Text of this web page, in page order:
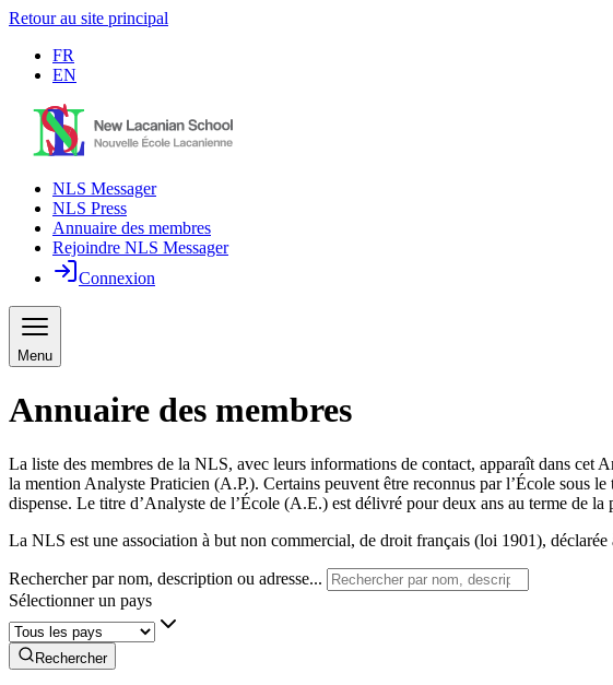
Retour au site principal
FR
EN
NLS Messager
NLS Press
Annuaire des membres
Rejoindre NLS Messager
Connexion
Menu
Annuaire des membres
La liste des membres de la NLS, avec leurs informations de contact, apparaît dans
la mention Analyste Praticien (A.P.). Certains peuvent être reconnus par l’École sous
dispense. Le titre d’Analyste de l’École (A.E.) est délivré pour deux ans au terme de la
La NLS est une association à but non commercial, de droit français (loi 1901), déclarée
Rechercher par nom, description ou adresse...
Sélectionner un pays
Rechercher